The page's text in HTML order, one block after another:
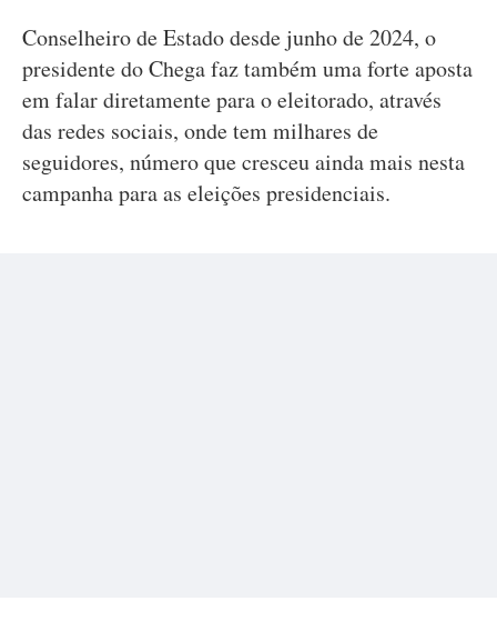
Conselheiro de Estado desde junho de 2024, o
presidente do Chega faz também uma forte aposta
em falar diretamente para o eleitorado, através
das redes sociais, onde tem milhares de
seguidores, número que cresceu ainda mais nesta
campanha para as eleições presidenciais.